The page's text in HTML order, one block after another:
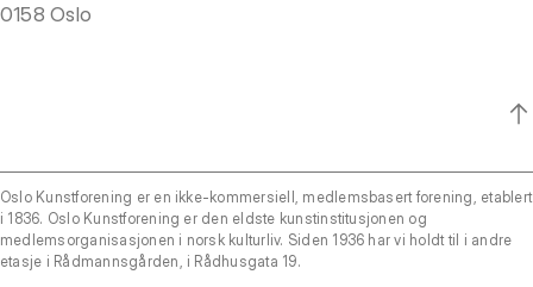
0158 Oslo
Oslo Kunstforening er en ikke-kommersiell, medlemsbasert forening, etablert
i 1836. Oslo Kunstforening er den eldste kunstinstitusjonen og
medlemsorganisasjonen i norsk kulturliv. Siden 1936 har vi holdt til i andre
etasje i Rådmannsgården, i Rådhusgata 19.